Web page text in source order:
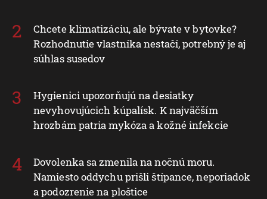
Chcete klimatizáciu, ale bývate v bytovke?
Rozhodnutie vlastníka nestačí, potrebný je aj
súhlas susedov
Hygienici upozorňujú na desiatky
nevyhovujúcich kúpalísk. K najväčším
hrozbám patria mykóza a kožné infekcie
Dovolenka sa zmenila na nočnú moru.
Namiesto oddychu prišli štípance, neporiadok
a podozrenie na ploštice